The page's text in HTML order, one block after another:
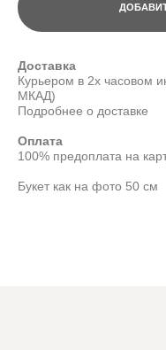
Доставка
Курьером в 2х часовом
МКАД)
Подробнее о доставке
Оплата
100% предоплата на
Букет как на фото 50 см